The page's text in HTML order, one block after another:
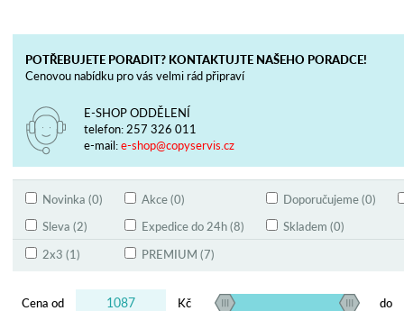
POTŘEBUJETE PORADIT? KONTAKTUJTE NAŠEHO PORADCE!
Cenovou nabídku pro vás velmi rád připraví
E-SHOP ODDĚLENÍ
telefon: 257 326 011
e-mail:e-shop@copyservis.cz
Novinka (0) Akce (0)
Doporučujeme (0)
Sleva (2)
Expedice do 24h (8)
Skladem (0)
2x3 (1)
PREMIUM (7)
Cena od Kč do